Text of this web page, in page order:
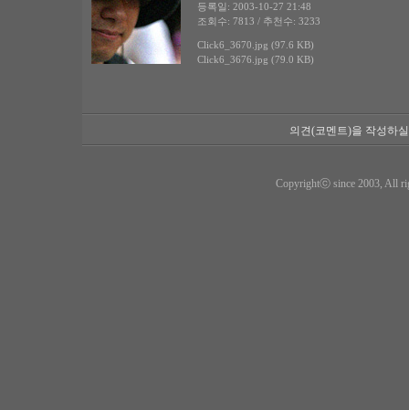
등록일: 2003-10-27 21:48
조회수: 7813 / 추천수: 3233
Click6_3670.jpg (97.6 KB)
Click6_3676.jpg (79.0 KB)
의견(코멘트)을 작성하
Copyrightⓒ since 2003, All